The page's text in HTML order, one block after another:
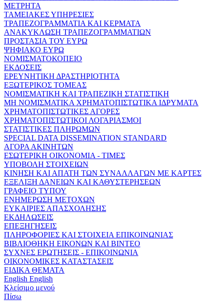
ΜΕΤΡΗΤΑ
ΤΑΜΕΙΑΚΕΣ ΥΠΗΡΕΣΙΕΣ
ΤΡΑΠΕΖΟΓΡΑΜΜΑΤΙΑ ΚΑΙ ΚΕΡΜΑΤΑ
ΑΝΑΚΥΚΛΩΣΗ ΤΡΑΠΕΖΟΓΡΑΜΜΑΤΙΩΝ
ΠΡΟΣΤΑΣΙΑ ΤΟΥ ΕΥΡΩ
ΨΗΦΙΑΚΟ ΕΥΡΩ
ΝΟΜΙΣΜΑΤΟΚΟΠΕΙΟ
ΕΚΔΟΣΕΙΣ
ΕΡΕΥΝΗΤΙΚΗ ΔΡΑΣΤΗΡΙΟΤΗΤΑ
ΕΞΩΤΕΡΙΚΟΣ ΤΟΜΕΑΣ
ΝΟΜΙΣΜΑΤΙΚΗ ΚΑΙ ΤΡΑΠΕΖΙΚΗ ΣΤΑΤΙΣΤΙΚΗ
ΜΗ ΝΟΜΙΣΜΑΤΙΚΑ ΧΡΗΜΑΤΟΠΙΣΤΩΤΙΚΑ ΙΔΡΥΜΑΤΑ
ΧΡΗΜΑΤΟΠΙΣΤΩΤΙΚΕΣ ΑΓΟΡΕΣ
ΧΡΗΜΑΤΟΠΙΣΤΩΤΙΚΟΙ ΛΟΓΑΡΙΑΣΜΟΙ
ΣΤΑΤΙΣΤΙΚΕΣ ΠΛΗΡΩΜΩΝ
SPECIAL DATA DISSEMINATION STANDARD
ΑΓΟΡΑ ΑΚΙΝΗΤΩΝ
ΕΣΩΤΕΡΙΚΗ ΟΙΚΟΝΟΜΙΑ - ΤΙΜΕΣ
ΥΠΟΒΟΛΗ ΣΤΟΙΧΕΙΩΝ
ΚΙΝΗΣΗ ΚΑΙ ΑΠΑΤΗ ΤΩΝ ΣΥΝΑΛΛΑΓΩΝ ΜΕ ΚΑΡΤΕΣ
ΕΞΕΛΙΞΗ ΔΑΝΕΙΩΝ ΚΑΙ ΚΑΘΥΣΤΕΡΗΣΕΩΝ
ΓΡΑΦΕΙΟ ΤΥΠΟΥ
ΕΝΗΜΕΡΩΣΗ ΜΕΤΟΧΩΝ
ΕΥΚΑΙΡΙΕΣ ΑΠΑΣΧΟΛΗΣΗΣ
ΕΚΔΗΛΩΣΕΙΣ
ΕΠΕΞΗΓΗΣΕΙΣ
ΠΛΗΡΟΦΟΡΙΕΣ ΚΑΙ ΣΤΟΙΧΕΙΑ ΕΠΙΚΟΙΝΩΝΙΑΣ
ΒΙΒΛΙΟΘΗΚΗ ΕΙΚΟΝΩΝ ΚΑΙ ΒΙΝΤΕΟ
ΣΥΧΝΕΣ ΕΡΩΤΗΣΕΙΣ - ΕΠΙΚΟΙΝΩΝΙΑ
ΟΙΚΟΝΟΜΙΚΕΣ ΚΑΤΑΣΤΑΣΕΙΣ
ΕΙΔΙΚΑ ΘΕΜΑΤΑ
English English
Κλείσιμο μενού
Πίσω